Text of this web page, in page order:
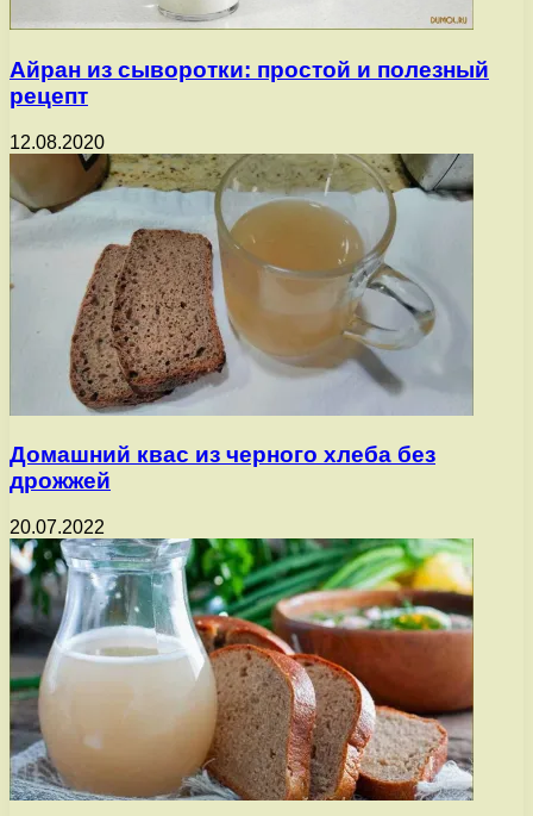
Айран из сыворотки: простой и полезный
рецепт
12.08.2020
Домашний квас из черного хлеба без
дрожжей
20.07.2022